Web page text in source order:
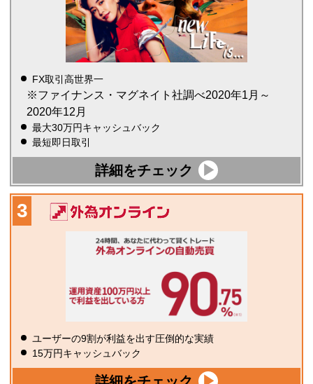
FX取引高世界一
※ファイナンス・マグネイト社調べ2020年1月～
2020年12月
最大30万円キャッシュバック
最短即日取引
詳細をチェック
ユーザーの9割が利益を出す圧倒的な実績
15万円キャッシュバック